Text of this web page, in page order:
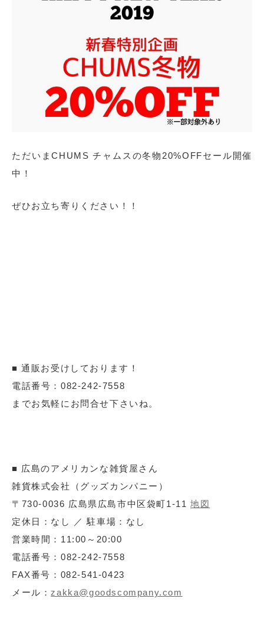
ただいまCHUMS チャムスの冬物20%OFFセール開催
中！
ぜひお立ち寄りください！！
■ 通販お受けしております！
電話番号：082-242-7558
までお気軽にお問合せ下さいね。
■ 広島のアメリカンな雑貨屋さん
雑貨株式会社（グッズカンパニー）
〒730-0036 広島県広島市中区袋町1-11 地図
定休日：なし ／ 駐車場：なし
営業時間：11:00～20:00
電話番号：082-242-7558
FAX番号：082-541-0423
メール： zakka@goodscompany.com